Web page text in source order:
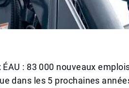
: 83 000 nouveaux
dans les 5 prochaines